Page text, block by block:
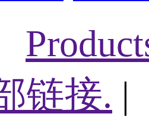
链接. |